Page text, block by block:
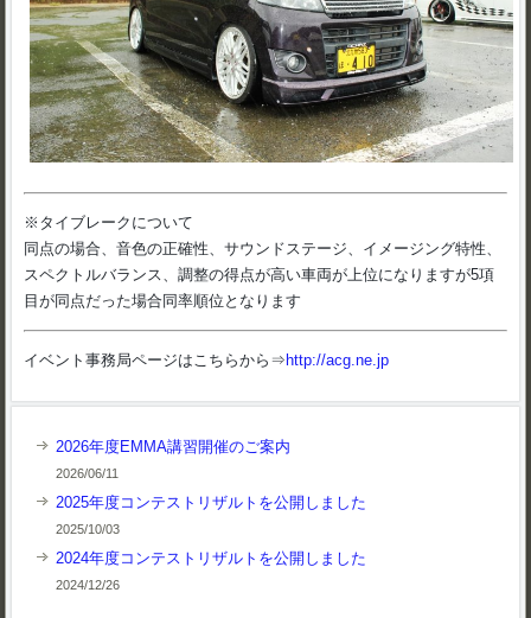
※タイブレークについて
同点の場合、音色の正確性、サウンドステージ、イメージング特性、
スペクトルバランス、調整の得点が高い車両が上位になりますが5項
目が同点だった場合同率順位となります
イベント事務局ページはこちらから⇒ http://acg.ne.jp
2026年度EMMA講習開催のご案内
2026/06/11
2025年度コンテストリザルトを公開しました
2025/10/03
2024年度コンテストリザルトを公開しました
2024/12/26